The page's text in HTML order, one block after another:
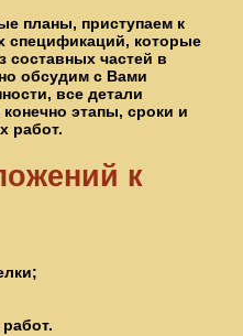
планы, приступаем к
спецификаций, которые
составных частей в
обсудим с Вами
все детали
этапы, сроки и
работ.
к